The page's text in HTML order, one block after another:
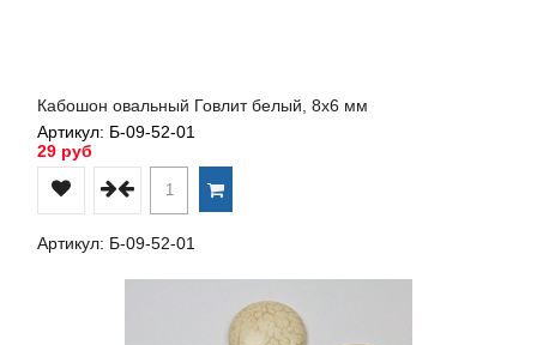
Кабошон овальный Говлит белый, 8х6 мм
Артикул: Б-09-52-01
29 руб
Артикул: Б-09-52-01